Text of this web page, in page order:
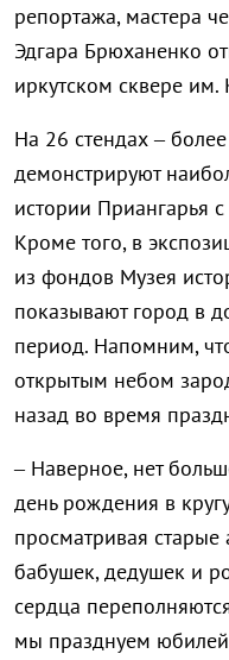
репортажа, мастера
Эдгара Брюханенко
иркутском сквере им.
На 26 стендах –
демонстрируют
истории Приангарья
Кроме того, в
из фондов Музея
показывают город в
период. Напомним,
открытым небом
назад во время
– Наверное, нет
день рождения в
просматривая
бабушек, дедушек и
сердца
мы празднуем юбилей